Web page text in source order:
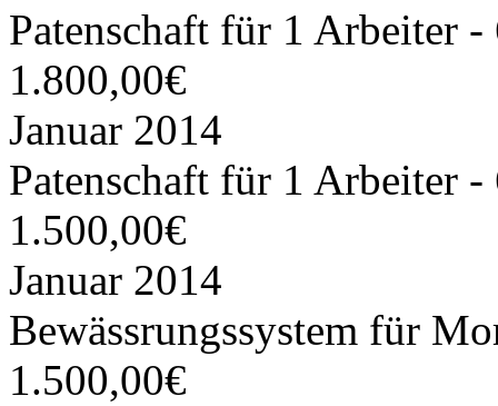
Patenschaft für 1 Arbeiter -
1.800,00€
Januar 2014
Patenschaft für 1 Arbeiter -
1.500,00€
Januar 2014
Bewässrungssystem für
1.500,00€